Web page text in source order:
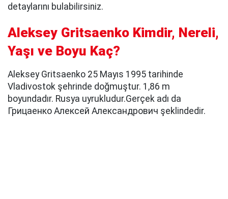
detaylarını bulabilirsiniz.
Aleksey Gritsaenko Kimdir, Nereli,
Yaşı ve Boyu Kaç?
Aleksey Gritsaenko 25 Mayıs 1995 tarihinde
Vladivostok şehrinde doğmuştur. 1,86 m
boyundadır. Rusya uyrukludur.Gerçek adı da
Грицаенко Алексей Александрович şeklindedir.